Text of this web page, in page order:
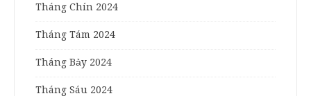
Tháng Chín 2024
Tháng Tám 2024
Tháng Bảy 2024
Tháng Sáu 2024